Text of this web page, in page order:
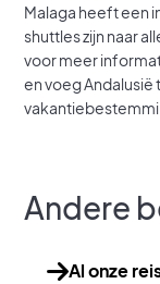
Malaga heeft een
shuttles zijn naar
voor meer
en voeg Andalusië
Andere
Al onze